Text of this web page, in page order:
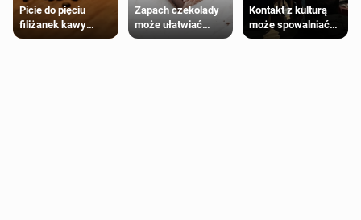
Picie do pięciu
filiżanek kawy
dziennie jest
Zapach czekolady
może ułatwiać
trening siłowy
Kontakt z kulturą
może spowalniać
starzenie